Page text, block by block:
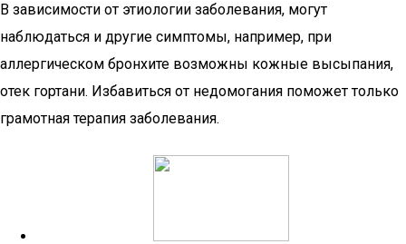
В зависимости от этиологии заболевания, могут
наблюдаться и другие симптомы, например, при
аллергическом бронхите возможны кожные высыпания,
отек гортани. Избавиться от недомогания поможет только
грамотная терапия заболевания.